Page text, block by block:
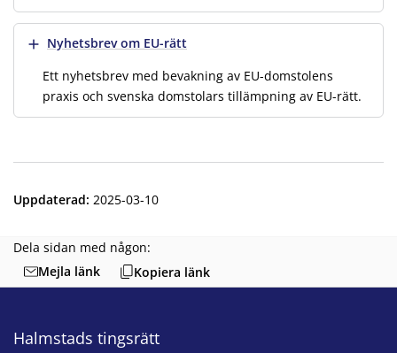
Visa merNyhetsbrev om EU-rätt
Ett nyhetsbrev med bevakning av EU-domstolens
praxis och svenska domstolars tillämpning av EU-rätt.
Uppdaterad: 2025-03-10
Dela sidan med någon:
Mejla länk
Kopiera länk
Halmstads tingsrätt